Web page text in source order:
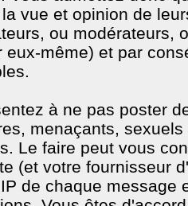
vue et opinion de
ou modérateurs,
eux-même) et par
à ne pas poster
menaçants,
Le faire peut vous
(et votre fournisseur
de chaque message